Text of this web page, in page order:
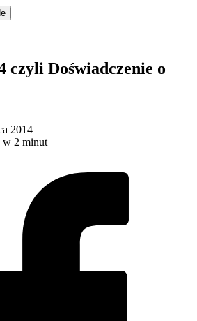
czyli Doświadczenie o
2014
w 2 minut